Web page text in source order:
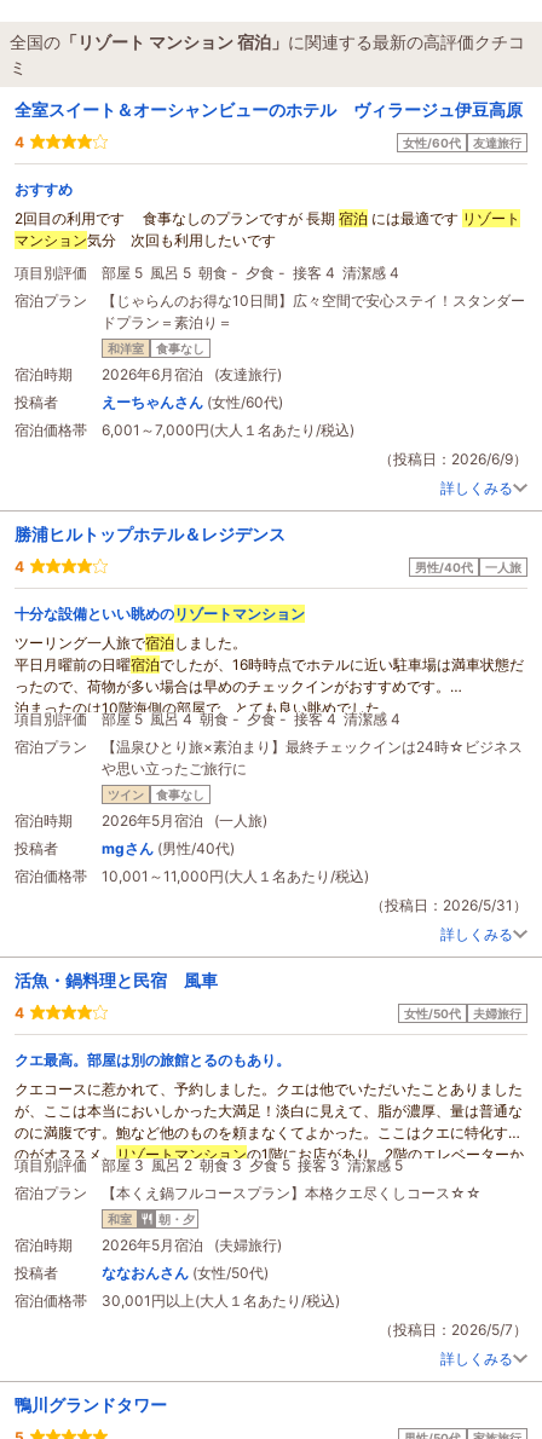
全国の 「リゾート マンション 宿泊」 に関連する最新の高評価クチコ
ミ
全室スイート＆オーシャンビューのホテル ヴィラージュ伊豆高原
4 女性/60代 友達旅行
おすすめ
2回目の利用です 食事なしのプランですが 長期 宿泊 には最適です リゾート
マンション気分 次回も利用したいです
項目別評価
部屋 5 風呂 5 朝食 - 夕食 - 接客 4 清潔感 4
宿泊プラン
【じゃらんのお得な10日間】広々空間で安心ステイ！スタンダー
ドプラン＝素泊り＝
和洋室 食事なし
宿泊時期
2026年6月宿泊 (友達旅行)
投稿者
えーちゃんさん (女性/60代)
宿泊価格帯
6,001～7,000円(大人１名あたり/税込)
（投稿日：2026/6/9）
詳しくみる
勝浦ヒルトップホテル＆レジデンス
4 男性/40代 一人旅
十分な設備といい眺めのリゾート マンション
ツーリング一人旅で宿泊 しました。
平日月曜前の日曜宿泊でしたが、16時時点でホテルに近い駐車場は満車状態だ
ったので、荷物が多い場合は早めのチェックインがおすすめです。
泊まったのは10階海側の部屋で、とても良い眺めでした。
リゾート マンション なのでキッチン設備があり、流しとIHコンロ、調理器具、
食器、電子レンジ、トースターなど揃えられていて、調味料と食材、油などを
持ち込めば普通に料理ができます。
部屋に普通のお風呂がありますが、1階に温泉(古代海水っぽい感じ)があるの
で、開いている時間でそんなに混んでいないならそちらがおすすめです。
Googleマップでは最寄りのスーパーや朝市会場まで徒歩10分ちょっとと出ま
すが、高台の立地なので歩きでの外出はお勧めできません。
毎日開催されている勝浦朝市が名所で、海鮮丼、クラムチャウダーなどを朝食
項目別評価 部屋 5 風呂 4 朝食 - 夕食 - 接客 4 清潔感 4
宿泊プラン
【温泉ひとり旅×素泊まり】最終チェックインは24時☆ビジネス
や思い立ったご旅行に
ツイン 食事なし
宿泊時期
2026年5月宿泊 (一人旅)
投稿者
mgさん (男性/40代)
宿泊価格帯
10,001～11,000円(大人１名あたり/税込)
（投稿日：2026/5/31）
詳しくみる
活魚・鍋料理と民宿 風車
4 女性/50代 夫婦旅行
クエ最高。部屋は別の旅館とるのもあり。
クエコースに惹かれて、予約しました。クエは他でいただいたことありました
が、ここは本当においしかった大満足！淡白に見えて、脂が濃厚、量は普通な
のに満腹です。鮑など他のものを頼まなくてよかった。ここはクエに特化する
のがオススメ。
リゾート マンションの1階にお店があり、2階のエレベーターか
ら部屋に上がります。内装はきれいにしてありますが、古さはあり。ベッドな
どはきれいです。
不満としては、時計なし、読書灯なし、グラスなし。
掛け流しで温泉が蛇口から出てくるのは良いですが、やはり自宅のお風呂形式
だと雰囲気に欠けます。そのお湯も42度以上あり熱くて溜めてもすぐには入れ
ず、タイマーなどもないので、度々様子を見に行かないといけません。
食事の際お酒もいただき、二人で70,000円近くになりましたが、カードが使
でカードが使えないのは最近では珍しい。
項目別評価 部屋 3 風呂 2 朝食 3 夕食 5 接客 3 清潔感 5
宿泊プラン
【本くえ鍋フルコースプラン】本格クエ尽くしコース☆☆
和室 朝・夕
宿泊時期
2026年5月宿泊 (夫婦旅行)
投稿者
ななおんさん (女性/50代)
宿泊価格帯
30,001円以上(大人１名あたり/税込)
（投稿日：2026/5/7）
詳しくみる
鴨川グランドタワー